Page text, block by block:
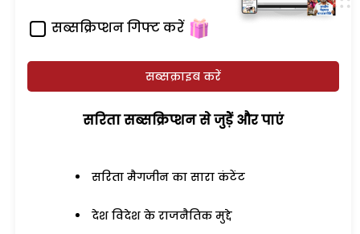
सब्सक्रिप्शन गिफ्ट करें
सब्सक्राइब करें
सरिता सब्सक्रिप्शन से जुड़ेें और पाएं
सरिता मैगजीन का सारा कंटेंट
देश विदेश के राजनैतिक मुद्दे